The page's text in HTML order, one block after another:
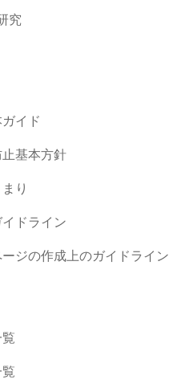
究
イド
基本方針
り
ドライン
ジの作成上のガイドライン